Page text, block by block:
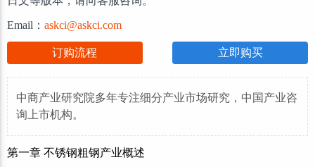
Email： askci@askci.com
订购流程 立即购买
中商产业研究院多年专注细分产业市场研究，中国产业咨
询上市机构。
第一章 不锈钢粗钢产业概述